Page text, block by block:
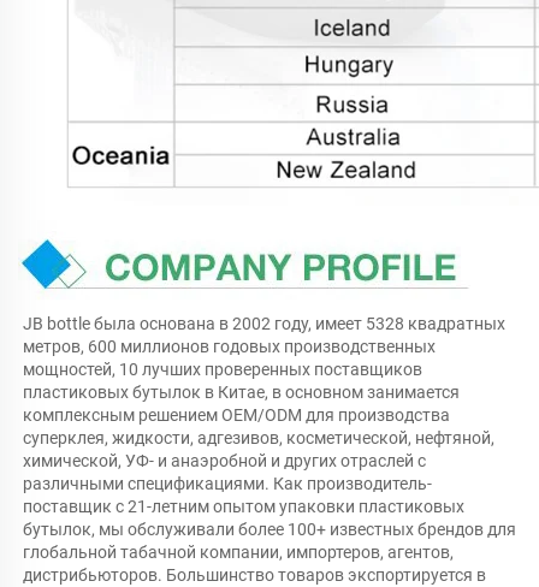
JB bottle была основана в 2002 году, имеет 5328 квадратных
метров, 600 миллионов годовых производственных
мощностей, 10 лучших проверенных поставщиков
пластиковых бутылок в Китае, в основном занимается
комплексным решением OEM/ODM для производства
суперклея, жидкости, адгезивов, косметической, нефтяной,
химической, УФ- и анаэробной и других отраслей с
различными спецификациями. Как производитель-
поставщик с 21-летним опытом упаковки пластиковых
бутылок, мы обслуживали более 100+ известных брендов для
глобальной табачной компании, импортеров, агентов,
дистрибьюторов. Большинство товаров экспортируется в